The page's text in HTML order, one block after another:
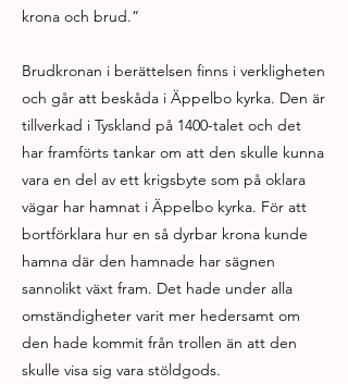
krona och brud.”
Brudkronan i berättelsen finns i verkligheten
och går att beskåda i Äppelbo kyrka. Den är
tillverkad i Tyskland på 1400-talet och det
har framförts tankar om att den skulle kunna
vara en del av ett krigsbyte som på oklara
vägar har hamnat i Äppelbo kyrka. För att
bortförklara hur en så dyrbar krona kunde
hamna där den hamnade har sägnen
sannolikt växt fram. Det hade under alla
omständigheter varit mer hedersamt om
den hade kommit från trollen än att den
skulle visa sig vara stöldgods.